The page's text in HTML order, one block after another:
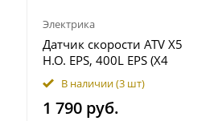
Электрика
Датчик скорости ATV X5
H.O. EPS, 400L EPS (X4
EPS), X6 EPS, 600 EPS,
500 HO 0GR0-011020
В наличии(3 шт)
1 790 руб.